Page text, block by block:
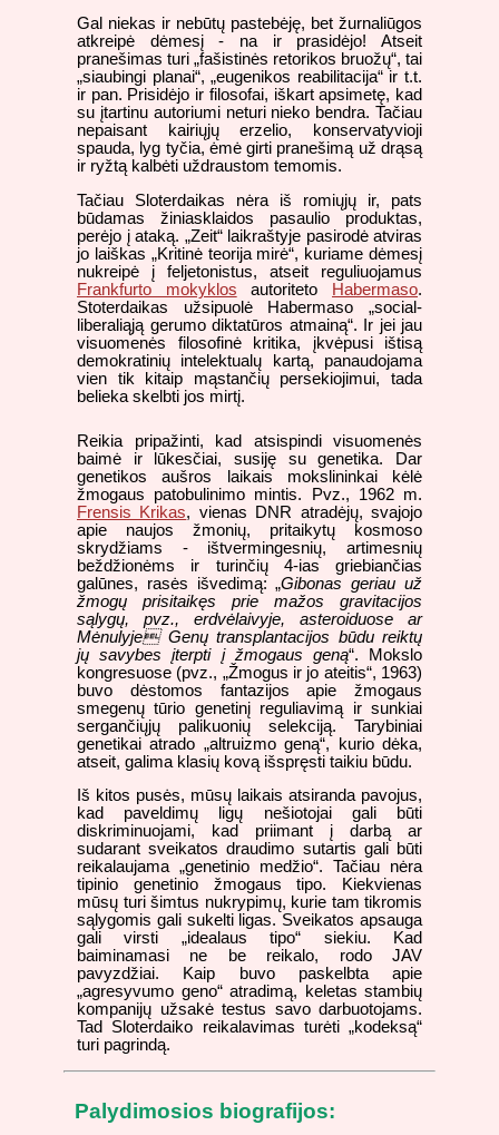
Gal niekas ir nebūtų pastebėję, bet žurnaliūgos
atkreipė dėmesį - na ir prasidėjo! Atseit
pranešimas turi „fašistinės retorikos bruožų“, tai
„siaubingi planai“, „eugenikos reabilitacija“ ir t.t.
ir pan. Prisidėjo ir filosofai, iškart apsimetę, kad
su įtartinu autoriumi neturi nieko bendra. Tačiau
nepaisant kairiųjų erzelio, konservatyvioji
spauda, lyg tyčia, ėmė girti pranešimą už drąsą
ir ryžtą kalbėti uždraustom temomis.
Tačiau Sloterdaikas nėra iš romiųjų ir, pats
būdamas žiniasklaidos pasaulio produktas,
perėjo į ataką. „Zeit“ laikraštyje pasirodė atviras
jo laiškas „Kritinė teorija mirė“, kuriame dėmesį
nukreipė į feljetonistus, atseit reguliuojamus
Frankfurto mokyklos autoriteto Habermaso.
Stoterdaikas užsipuolė Habermaso „social-
liberaliąją gerumo diktatūros atmainą“. Ir jei jau
visuomenės filosofinė kritika, įkvėpusi ištisą
demokratinių intelektualų kartą, panaudojama
vien tik kitaip mąstančių persekiojimui, tada
belieka skelbti jos mirtį.
Reikia pripažinti, kad atsispindi visuomenės
baimė ir lūkesčiai, susiję su genetika. Dar
genetikos aušros laikais mokslininkai kėlė
žmogaus patobulinimo mintis. Pvz., 1962 m.
Frensis Krikas, vienas DNR atradėjų, svajojo
apie naujos žmonių, pritaikytų kosmoso
skrydžiams - ištvermingesnių, artimesnių
beždžionėms ir turinčių 4-ias griebiančias
galūnes, rasės išvedimą: „Gibonas geriau už
žmogų prisitaikęs prie mažos gravitacijos
sąlygų, pvz., erdvėlaivyje, asteroiduose ar
Mėnulyje Genų transplantacijos būdu reiktų
jų savybes įterpti į žmogaus geną“. Mokslo
kongresuose (pvz., „Žmogus ir jo ateitis“, 1963)
buvo dėstomos fantazijos apie žmogaus
smegenų tūrio genetinį reguliavimą ir sunkiai
sergančiųjų palikuonių selekciją. Tarybiniai
genetikai atrado „altruizmo geną“, kurio dėka,
atseit, galima klasių kovą išspręsti taikiu būdu.
Iš kitos pusės, mūsų laikais atsiranda pavojus,
kad paveldimų ligų nešiotojai gali būti
diskriminuojami, kad priimant į darbą ar
sudarant sveikatos draudimo sutartis gali būti
reikalaujama „genetinio medžio“. Tačiau nėra
tipinio genetinio žmogaus tipo. Kiekvienas
mūsų turi šimtus nukrypimų, kurie tam tikromis
sąlygomis gali sukelti ligas. Sveikatos apsauga
gali virsti „idealaus tipo“ siekiu. Kad
baiminamasi ne be reikalo, rodo JAV
pavyzdžiai. Kaip buvo paskelbta apie
„agresyvumo geno“ atradimą, keletas stambių
kompanijų užsakė testus savo darbuotojams.
Tad Sloterdaiko reikalavimas turėti „kodeksą“
turi pagrindą.
Palydimosios biografijos: